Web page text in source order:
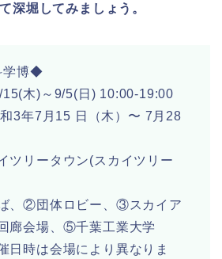
深堀してみましょう。
学博◆
15(木)～9/5(日) 10:00-19:00
和3年7月15 日（木）〜 7月28
ツリータウン(スカイツリー
、②団体ロビー、③スカイア
廊会場、⑤千葉工業大学
日時は会場により異なりま